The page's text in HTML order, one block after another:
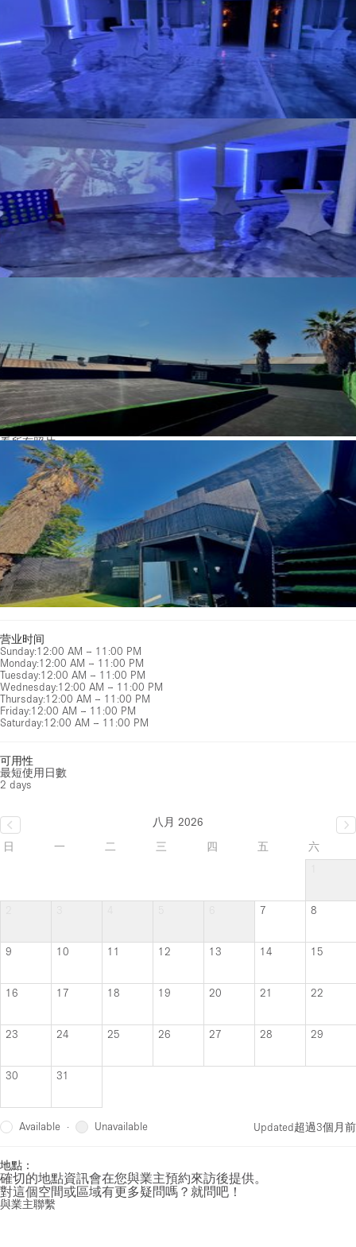
看所有照片
营业时间
Sunday:12:00 AM – 11:00 PM
Monday:12:00 AM – 11:00 PM
Tuesday:12:00 AM – 11:00 PM
Wednesday:12:00 AM – 11:00 PM
Thursday:12:00 AM – 11:00 PM
Friday:12:00 AM – 11:00 PM
Saturday:12:00 AM – 11:00 PM
可用性
最短使用日數
2 days
八月 2026
日
一 二 三 四 五
六
7 8
9 10 11 12 13 14 15
16 17 18 19 20 21 22
23 24 25 26 27 28 29
30 31
Available · Unavailable Updated超過3個月前
地點：
確切的地點資訊會在您與業主預約來訪後提供。
對這個空間或區域有更多疑問嗎？就問吧！
與業主聯繫